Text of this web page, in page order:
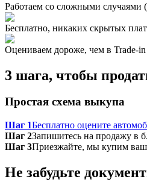
Работаем со сложными случаями
Бесплатно, никаких скрытых
Оцениваем дороже, чем в Trade‑in
3 шага, чтобы
Простая схема выкупа
Шаг 1Бесплатно оцените
Шаг 2Запишитесь на продажу в
Шаг 3Приезжайте, мы купим ваш
Не забудьте